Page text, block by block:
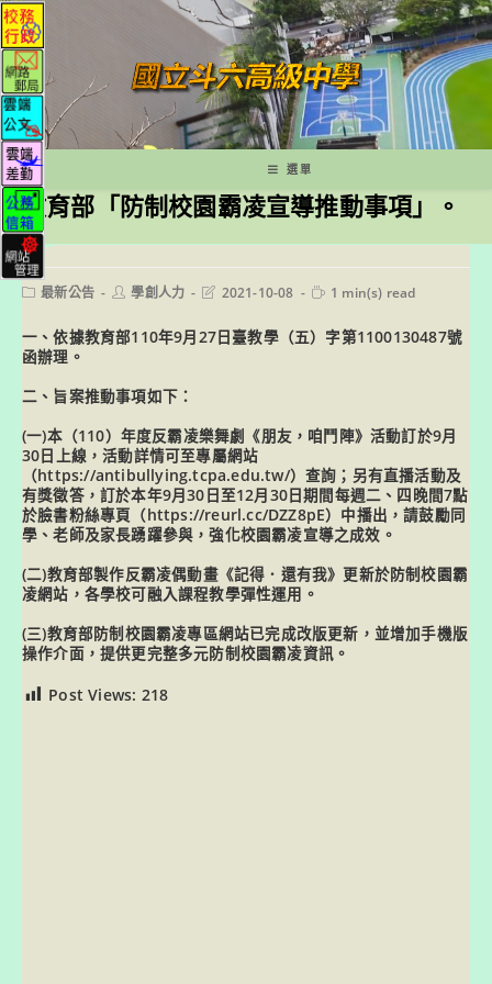
跳
轉
至
主
要
內
容
選單
教育部「防制校園霸凌宣導推動事項」。
Post最新公告
Post學創人力
Post
modified:
2021-10-08
Reading
1 min(s) read
一、依據教育部110年9月27日臺教學（五）字第1100130487號
函辦理。
二、旨案推動事項如下：
(一)本（110）年度反霸凌樂舞劇《朋友，咱鬥陣》活動訂於9月
30日上線，活動詳情可至專屬網站
（https://antibullying.tcpa.edu.tw/）查詢；另有直播活動及
有獎徵答，訂於本年9月30日至12月30日期間每週二、四晚間7點
於臉書粉絲專頁（https://reurl.cc/DZZ8pE）中播出，請鼓勵同
學、老師及家長踴躍參與，強化校園霸凌宣導之成效。
(二)教育部製作反霸凌偶動畫《記得．還有我》更新於防制校園霸
凌網站，各學校可融入課程教學彈性運用。
(三)教育部防制校園霸凌專區網站已完成改版更新，並增加手機版
操作介面，提供更完整多元防制校園霸凌資訊。
Post Views: 218